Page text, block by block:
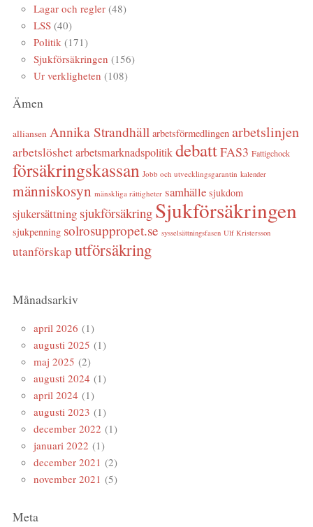
Lagar och regler(48)
LSS(40)
Politik(171)
Sjukförsäkringen (156)
Ur verkligheten (108)
Ämen
alliansen Annika Strandhäll arbetsförmedlingen arbetslinjen
arbetslöshet arbetsmarknadspolitik debattFAS3 Fattigchock
försäkringskassan Jobb och utvecklingsgarantin kalender
människosyn mänskliga rättigheter samhälle sjukdom
sjukersättning sjukförsäkring Sjukförsäkringen
sjukpenning solrosuppropet.se sysselsättningsfasen Ulf Kristersson
utanförskap utförsäkring
Månadsarkiv
april 2026 (1)
augusti 2025 (1)
maj 2025 (2)
augusti 2024 (1)
april 2024 (1)
augusti 2023 (1)
december 2022 (1)
januari 2022 (1)
december 2021 (2)
november 2021 (5)
Meta